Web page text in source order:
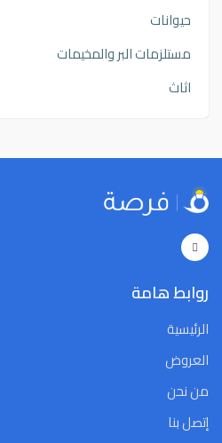
حيوانات
مستلزمات البر والمخيمات
اثاث
روابط هامة
الرئيسية
العروض
من نحن
إتصل بنا